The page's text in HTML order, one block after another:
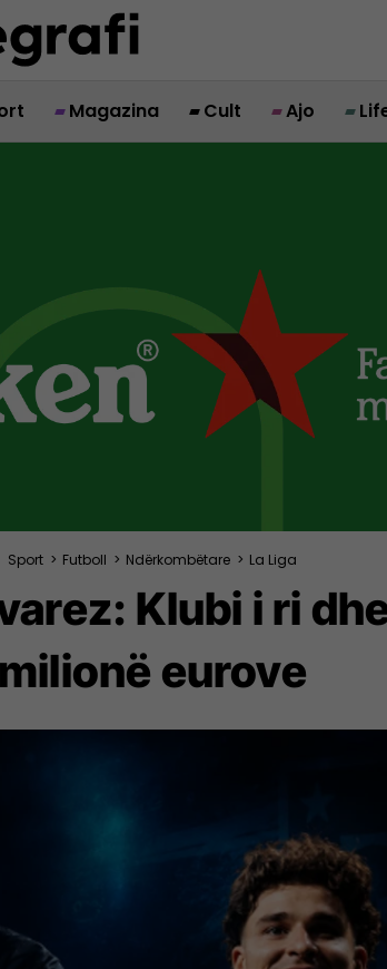
Magazina Cult Ajo
Sport > Futboll > Ndërkombëtare > La Liga
Klubi i ri
milionë eurove